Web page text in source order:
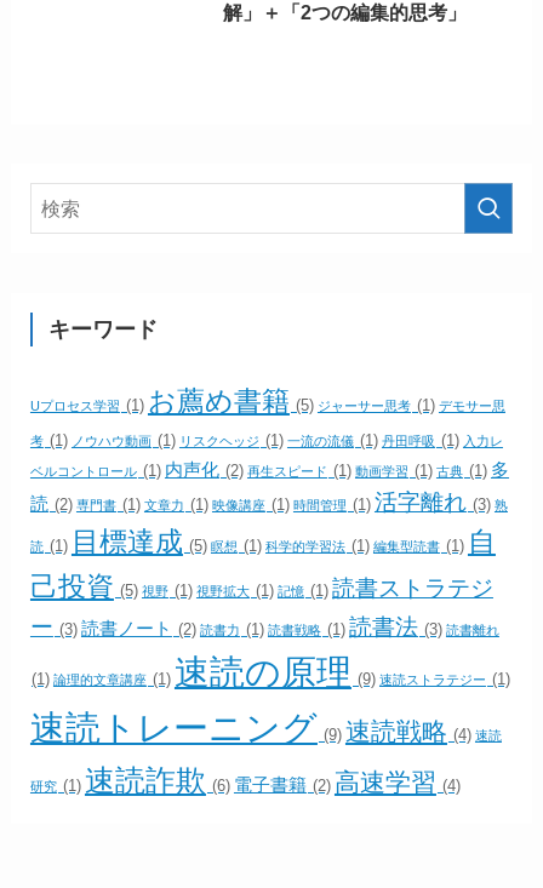
解」＋「2つの編集的思考」
キーワード
Uプロセス学習 (1) お薦め書籍 (5) ジャーサー思考 (1) デモサー思
考 (1) ノウハウ動画 (1) リスクヘッジ (1) 一流の流儀 (1) 丹田呼吸 (1) 入力レ
ベルコントロール (1) 内声化 (2) 再生スピード (1) 動画学習 (1) 古典 (1) 多
読 (2) 専門書 (1) 文章力 (1) 映像講座 (1) 時間管理 (1) 活字離れ (3) 熟
読 (1) 目標達成 (5) 瞑想 (1) 科学的学習法 (1) 編集型読書 (1) 自
己投資 (5) 視野 (1) 視野拡大 (1) 記憶 (1) 読書ストラテジ
ー (3) 読書ノート (2) 読書力 (1) 読書戦略 (1) 読書法 (3) 読書離れ
(1) 論理的文章講座 (1) 速読の原理 (9) 速読ストラテジー (1)
速読トレーニング (9) 速読戦略 (4) 速読
研究 (1) 速読詐欺 (6) 電子書籍 (2) 高速学習 (4)